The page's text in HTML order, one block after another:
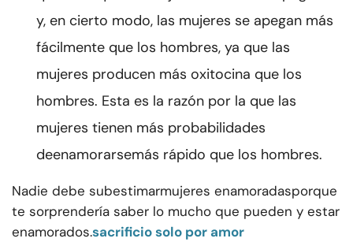
y, en cierto modo, las mujeres se apegan más
fácilmente que los hombres, ya que las
mujeres producen más oxitocina que los
hombres. Esta es la razón por la que las
mujeres tienen más probabilidades
deenamorarsemás rápido que los hombres.
Nadie debe subestimarmujeres enamoradasporque
te sorprendería saber lo mucho que pueden y estar
enamorados.sacrificio solo por amor